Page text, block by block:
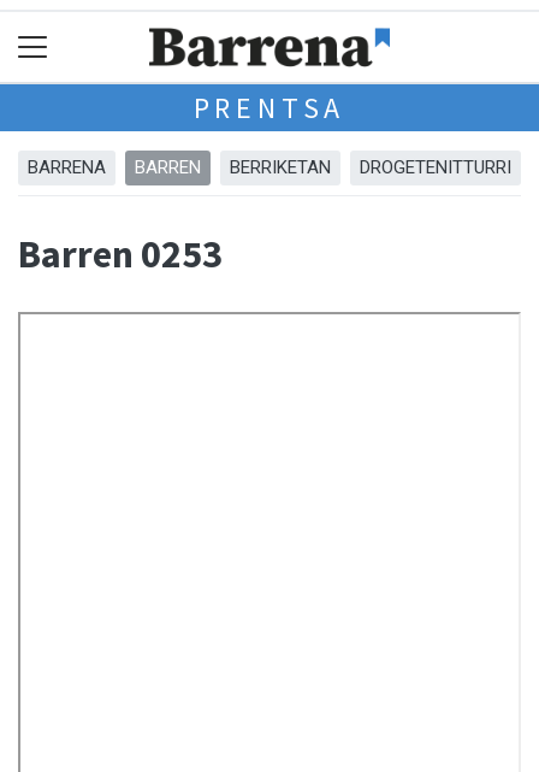
PRENTSA
BARRENA BARREN BERRIKETAN DROGETENITTURRI
Barren 0253